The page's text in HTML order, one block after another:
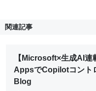
関連記事
【Microsoft×生成AI
AppsでCopilotコント
Blog